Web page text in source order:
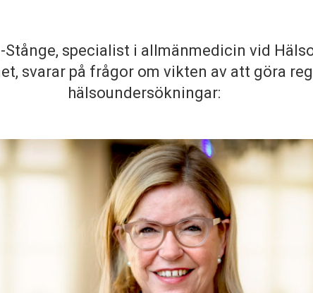
Stånge, specialist i allmänmedicin vid
svarar på frågor om vikten av att göra
hälsoundersökningar: